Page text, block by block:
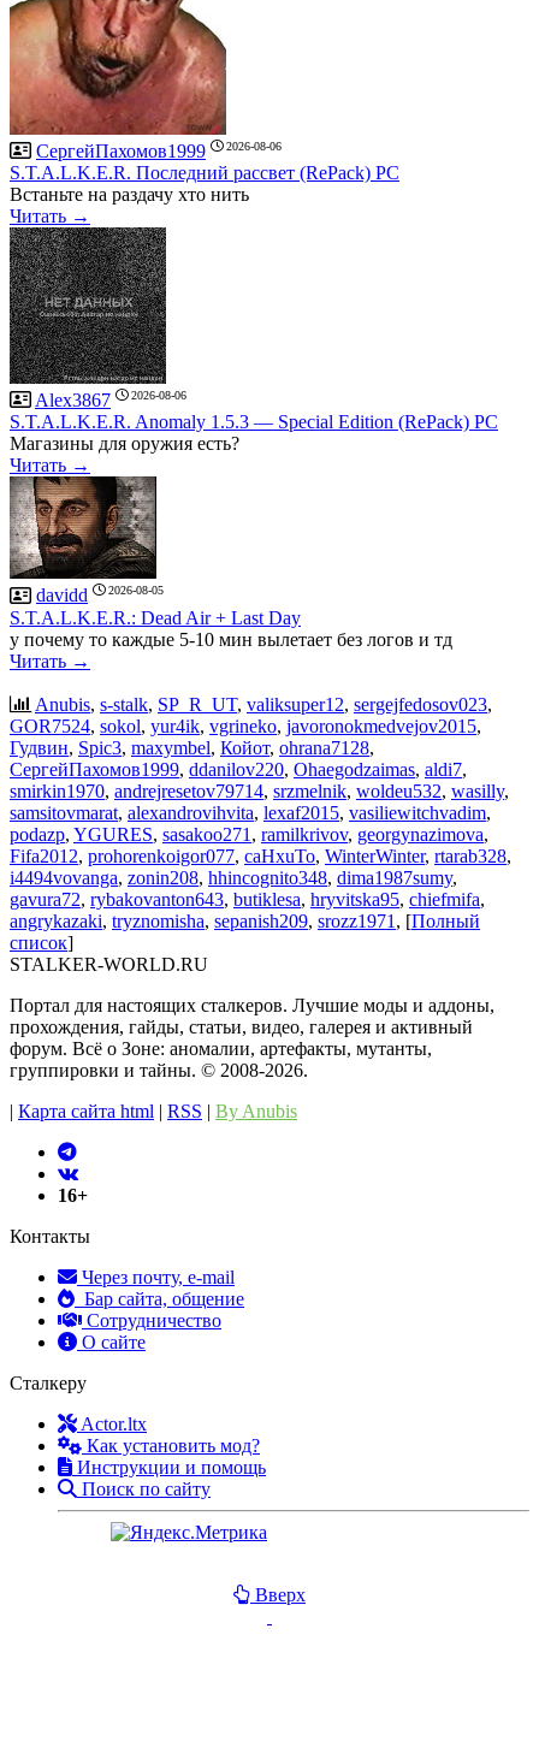
СергейПахомов1999 2026-08-06
S.T.A.L.K.E.R. Последний рассвет (RePack) PC
Встаньте на раздачу хто нить
Читать →
Alex3867 2026-08-06
S.T.A.L.K.E.R. Anomaly 1.5.3 — Special Edition (RePack) PC
Магазины для оружия есть?
Читать →
davidd 2026-08-05
S.T.A.L.K.E.R.: Dead Air + Last Day
у почему то каждые 5-10 мин вылетает без логов и тд
Читать →
Anubis, s-stalk, SP_R_UT, valiksuper12, sergejfedosov023,
GOR7524, sokol, yur4ik, vgrineko, javoronokmedvejov2015,
Гудвин, Spic3, maxymbel, Койот, ohrana7128,
СергейПахомов1999, ddanilov220, Ohaegodzaimas, aldi7,
smirkin1970, andrejresetov79714, srzmelnik, woldeu532, wasilly,
samsitovmarat, alexandrovihvita, lexaf2015, vasiliewitchvadim,
podazp, YGURES, sasakoo271 , ramilkrivov, georgynazimova,
Fifa2012, prohorenkoigor077, caHxuTo, WinterWinter, rtarab328,
i4494vovanga, zonin208, hhincognito348, dima1987sumy,
gavura72, rybakovanton643, butiklesa, hryvitska95, chiefmifa,
angrykazaki, tryznomisha, sepanish209, srozz1971 , [Полный
список]
STALKER-WORLD.RU
Портал для настоящих сталкеров. Лучшие моды и аддоны,
прохождения, гайды, статьи, видео, галерея и активный
форум. Всё о Зоне: аномалии, артефакты, мутанты,
группировки и тайны. ©️ 2008-2026.
| Карта сайта html | RSS | By Anubis
16+
Контакты
Через почту, e-mail
Бар сайта, общение
Сотрудничество
О сайте
Сталкеру
Actor.ltx
Как установить мод?
Инструкции и помощь
Поиск по сайту
Вверх